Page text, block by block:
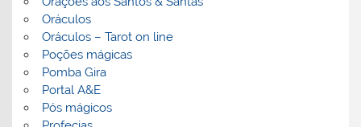
Oráculos
Oráculos – Tarot on line
Poções mágicas
Pomba Gira
Portal A&E
Pós mágicos